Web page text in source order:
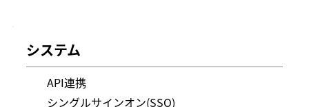
システム
API連携
シングルサインオン(SSO)